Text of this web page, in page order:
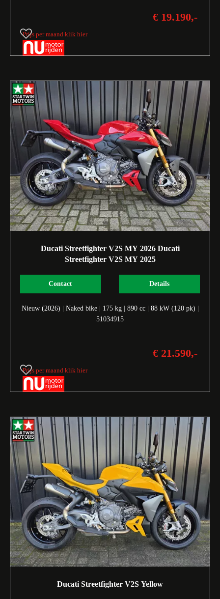
€ 19.190,-
Prijs per maand klik hier
Ducati Streetfighter V2S MY 2026 Ducati
Streetfighter V2S MY 2025
Details
Contact
Nieuw (2026) Naked bike| 175 kg| 890 cc| 88 kW (120 pk)
51034915
€ 21.590,-
Prijs per maand klik hier
Ducati Streetfighter V2S Yellow